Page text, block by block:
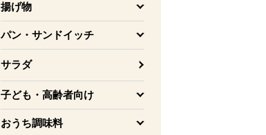
揚げ物
を開く
パン・サンドイッチ
を開く
サラダ
子ども・高齢者向け
を開く
おうち調味料
を開く